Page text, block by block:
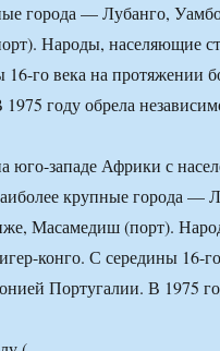
города — Лубанго,
Народы, населяющие
го века на протяжении
году обрела
юго-западе Африки с
крупные города —
Масамедиш (порт).
конго. С середины 16-
Португалии. В 1975